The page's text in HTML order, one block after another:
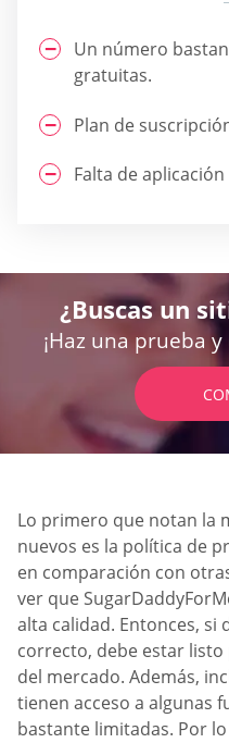
Un número
gratuitas.
Plan de
Falta de
¿Buscas un
¡Haz una prueba
Lo primero que notan la
nuevos es la política de
en comparación con
ver que
alta calidad. Entonces,
correcto, debe estar listo
del mercado. Además,
tienen acceso a algunas
bastante limitadas. Por